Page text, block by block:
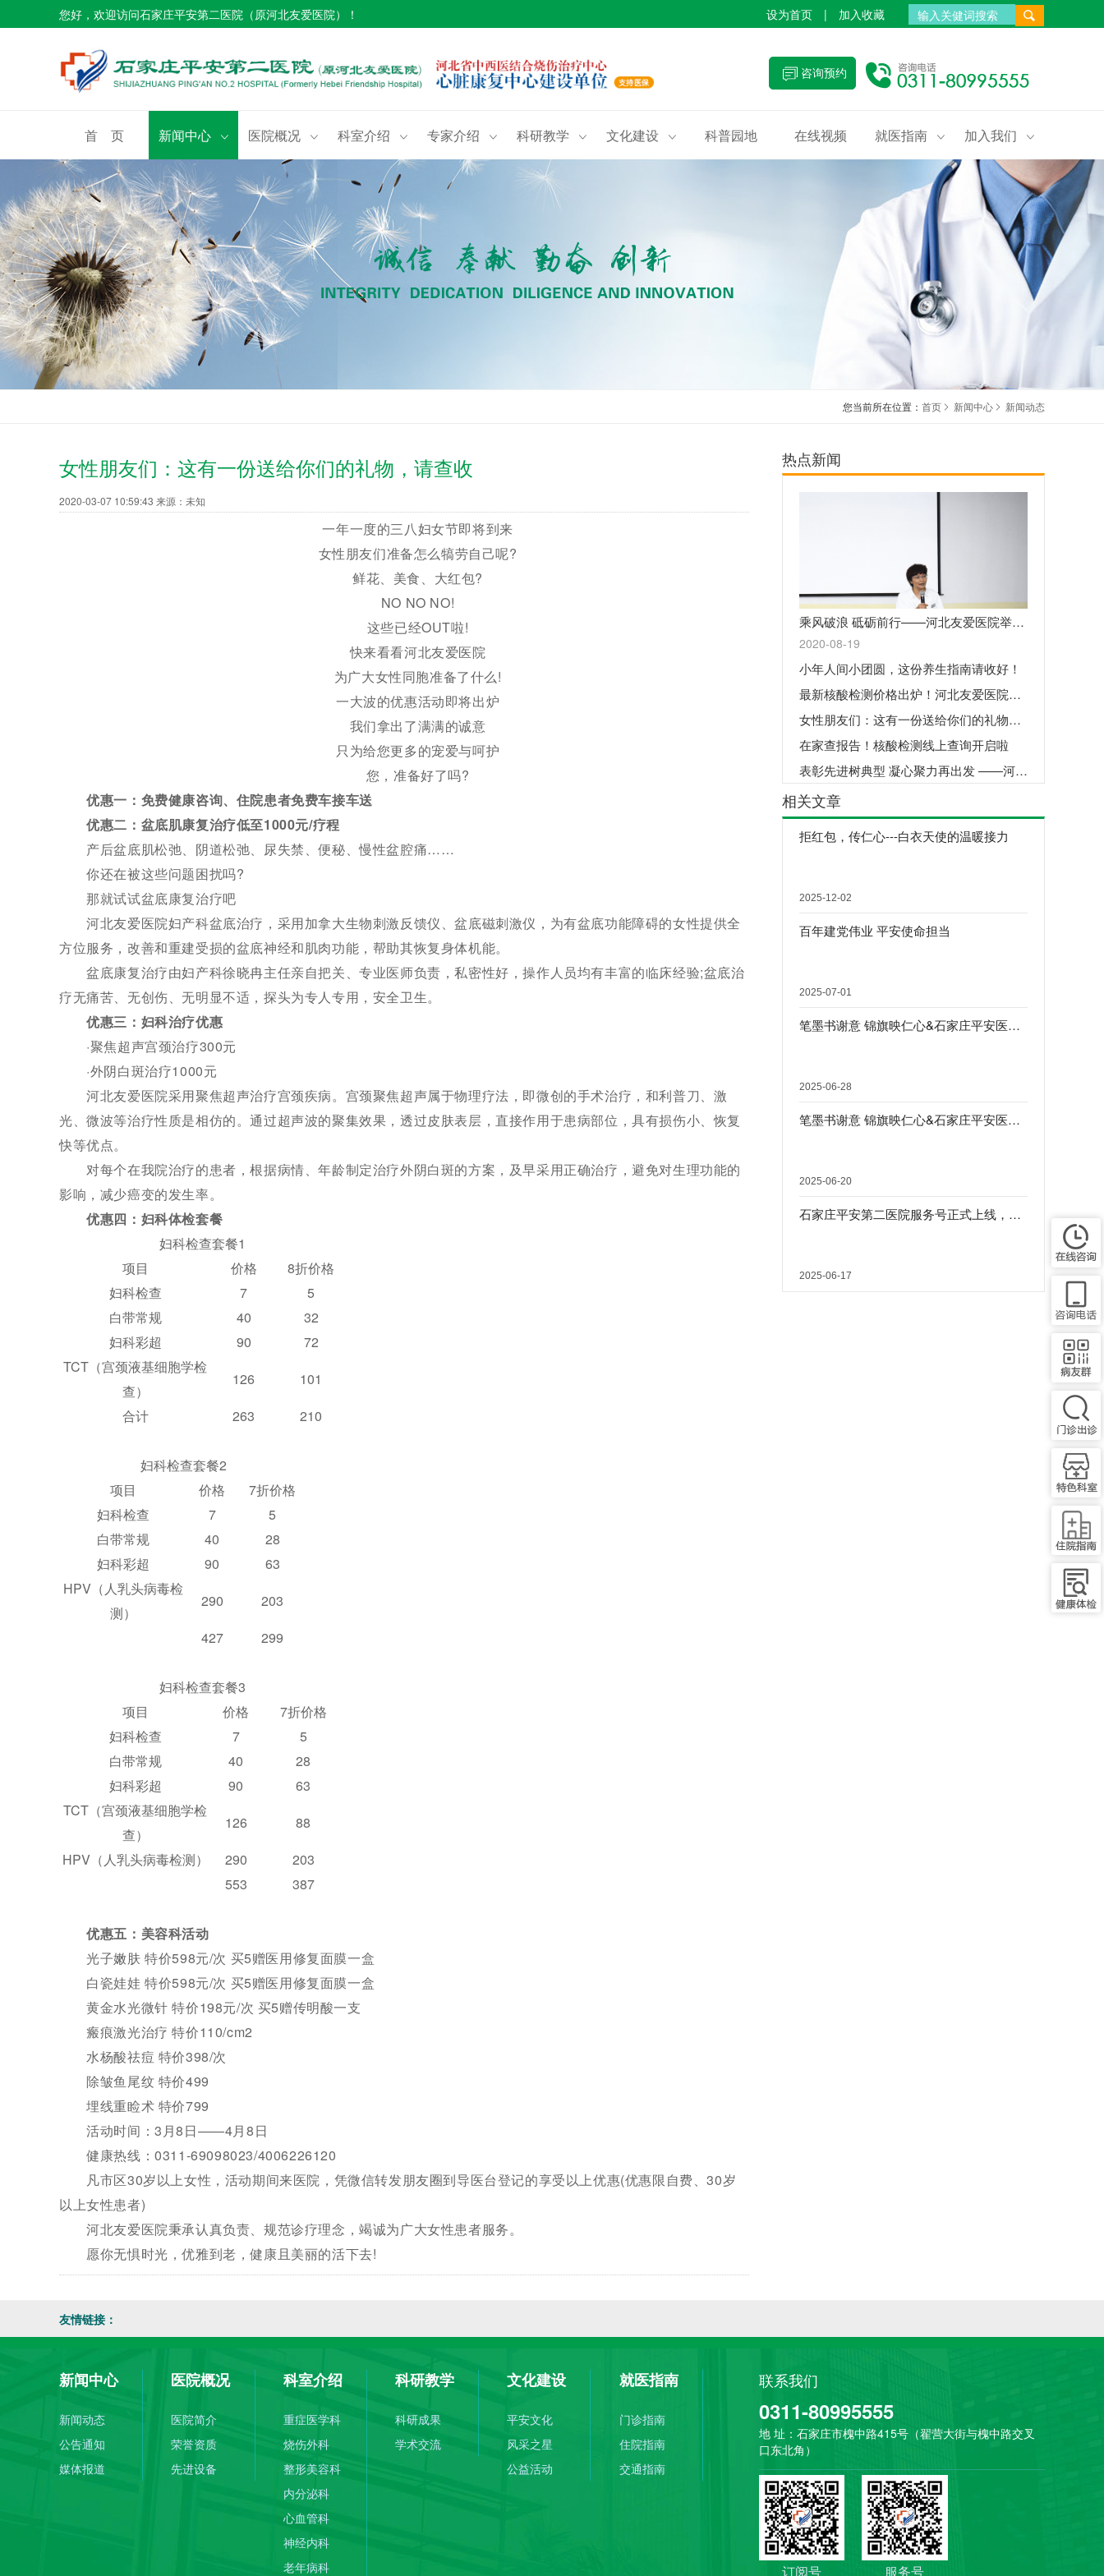
您好，欢迎访问石家庄平安第二医院（原河北友爱医院）！ 设为首页 | 加入收藏
咨询预约
首 页 新闻中心  医院概况  科室介绍  专家介绍  科研教学  文化建设  科普园地 在线视频 就医指南  加入我们 
您当前所在位置： 首页 新闻中心 新闻动态
女性朋友们：这有一份送给你们的礼物，请查收
2020-03-07 10:59:43 来源：未知
一年一度的三八妇女节即将到来
女性朋友们准备怎么犒劳自己呢?
鲜花、美食、大红包?
NO NO NO!
这些已经OUT啦!
快来看看河北友爱医院
为广大女性同胞准备了什么!
一大波的优惠活动即将出炉
我们拿出了满满的诚意
只为给您更多的宠爱与呵护
您，准备好了吗?
优惠一：免费健康咨询、住院患者免费车接车送
优惠二：盆底肌康复治疗低至1000元/疗程
产后盆底肌松弛、阴道松弛、尿失禁、便秘、慢性盆腔痛……
你还在被这些问题困扰吗?
那就试试盆底康复治疗吧
河北友爱医院妇产科盆底治疗，采用加拿大生物刺激反馈仪、盆底磁刺激仪，为有盆底功能障碍的女性提供全
方位服务，改善和重建受损的盆底神经和肌肉功能，帮助其恢复身体机能。
盆底康复治疗由妇产科徐晓冉主任亲自把关、专业医师负责，私密性好，操作人员均有丰富的临床经验;盆底治
疗无痛苦、无创伤、无明显不适，探头为专人专用，安全卫生。
优惠三：妇科治疗优惠
·聚焦超声宫颈治疗300元
·外阴白斑治疗1000元
河北友爱医院采用聚焦超声治疗宫颈疾病。宫颈聚焦超声属于物理疗法，即微创的手术治疗，和利普刀、激
光、微波等治疗性质是相仿的。通过超声波的聚集效果，透过皮肤表层，直接作用于患病部位，具有损伤小、恢复
快等优点。
对每个在我院治疗的患者，根据病情、年龄制定治疗外阴白斑的方案，及早采用正确治疗，避免对生理功能的
影响，减少癌变的发生率。
优惠四：妇科体检套餐
妇科检查套餐1
项目
价格
8折价格
妇科检查
7
5
白带常规
40
32
妇科彩超
90
72
TCT（宫颈液基细胞学检
查）
126
101
合计
263 210
妇科检查套餐2
项目
价格
7折价格
妇科检查
7
5
白带常规
40
28
妇科彩超
90
63
HPV（人乳头病毒检
测）
290
203
427
299
妇科检查套餐3
项目
价格
7折价格
妇科检查
7
5
白带常规
40
28
妇科彩超
90
63
TCT（宫颈液基细胞学检
查）
126
88
HPV（人乳头病毒检测）
290
203
553
387
优惠五：美容科活动
光子嫩肤 特价598元/次 买5赠医用修复面膜一盒
白瓷娃娃 特价598元/次 买5赠医用修复面膜一盒
黄金水光微针 特价198元/次 买5赠传明酸一支
瘢痕激光治疗 特价110/cm2
水杨酸祛痘 特价398/次
除皱鱼尾纹 特价499
埋线重睑术 特价799
活动时间：3月8日——4月8日
健康热线：0311-69098023/4006226120
凡市区30岁以上女性，活动期间来医院，凭微信转发朋友圈到导医台登记的享受以上优惠(优惠限自费、30岁
以上女性患者)
河北友爱医院秉承认真负责、规范诊疗理念，竭诚为广大女性患者服务。
愿你无惧时光，优雅到老，健康且美丽的活下去!
热点新闻
乘风破浪 砥砺前行——河北友爱医院举行医师节活动
2020-08-19
小年人间小团圆，这份养生指南请收好！
最新核酸检测价格出炉！河北友爱医院承接新冠病毒核酸检测工作
女性朋友们：这有一份送给你们的礼物，请查收
在家查报告！核酸检测线上查询开启啦
表彰先进树典型 凝心聚力再出发 ——河北友爱医院召开2018年度总结表彰大会
相关文章
拒红包，传仁心---白衣天使的温暖接力
2025-12-02
百年建党伟业 平安使命担当
2025-07-01
笔墨书谢意 锦旗映仁心&石家庄平安医院（东院区）月度锦旗合集
2025-06-28
笔墨书谢意 锦旗映仁心&石家庄平安医院（东院区）月度锦旗合集
2025-06-20
石家庄平安第二医院服务号正式上线，双号联动·共筑百姓健康长城
2025-06-17
友情链接：
新闻中心
新闻动态
公告通知
媒体报道
医院概况
医院简介
荣誉资质
先进设备
科室介绍
重症医学科
烧伤外科
整形美容科
内分泌科
心血管科
神经内科
老年病科
科研教学
科研成果
学术交流
文化建设
平安文化
风采之星
公益活动
就医指南
门诊指南
住院指南
交通指南
联系我们
0311-80995555
地 址：石家庄市槐中路415号（翟营大街与槐中路交叉
口东北角）
订阅号 服务号